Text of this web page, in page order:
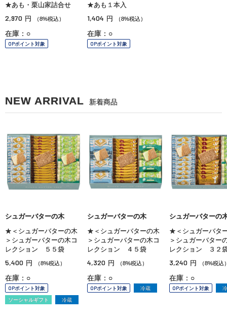
★あも・栗山家詰合せ
2,970 円 （8%税込）
在庫：○
OPポイント対象
★あも１本入
1,404 円 （8%税込）
在庫：○
OPポイント対象
NEW ARRIVAL 新着商品
シュガーバターの木
★＜シュガーバターの木
＞シュガーバターの木コ
レクション ５５袋
5,400 円 （8%税込）
在庫：○
OPポイント対象
ソーシャルギフト
冷蔵
シュガーバターの木
★＜シュガーバターの木
＞シュガーバターの木コ
レクション ４５袋
4,320 円 （8%税込）
在庫：○
OPポイント対象 冷蔵
シュガーバターの
★＜シュガーバタ
＞シュガーバター
レクション ３２
3,240 円 （8%税込
在庫：○
OPポイント対象